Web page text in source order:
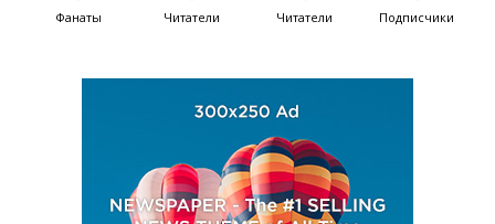
Фанаты Читатели Читатели Подписчики